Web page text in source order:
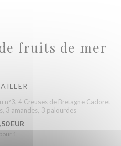
fruits de mer
n°3, 4 Creuses de Bretagne Cadoret
3 amandes, 3 palourdes
EUR
pour 1